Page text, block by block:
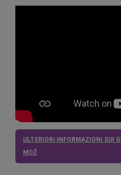
ULTERIORI INFORMAZIONI SUI
MOŽ